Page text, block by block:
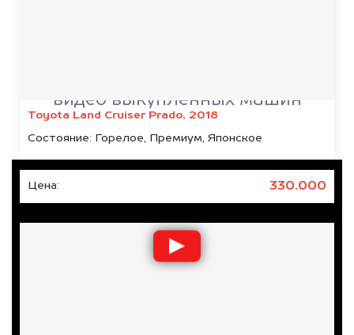
Toyota Land Cruiser Prado, 2018
Состояние: Горелое, Премиум, Японское
Цена: 330.000
видео выкупленных машин